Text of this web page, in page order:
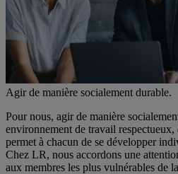
Agir de manière socialement durable.
Pour nous, agir de manière
environnement de travail
permet à chacun de se développer
Chez LR, nous accordons une
aux membres les plus vulnérables de